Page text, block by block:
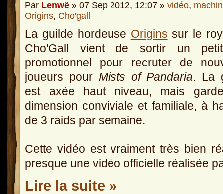
Par Lenwë » 07 Sep 2012, 12:07 » vidéo,
Origins, Cho'gall
La guilde hordeuse Origins sur le
Cho'Gall vient de sortir un
promotionnel pour recruter de
joueurs pour Mists of Pandaria. La
est axée haut niveau, mais
dimension conviviale et familiale, à
de 3 raids par semaine.
Cette vidéo est vraiment très bien
presque une vidéo officielle réalisée
Lire la suite »